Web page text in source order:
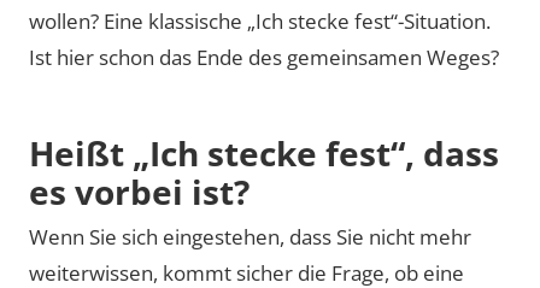
wollen? Eine klassische „Ich stecke fest“-Situation.
Ist hier schon das Ende des gemeinsamen Weges?
Heißt „Ich stecke fest“, dass
es vorbei ist?
Wenn Sie sich eingestehen, dass Sie nicht mehr
weiterwissen, kommt sicher die Frage, ob eine